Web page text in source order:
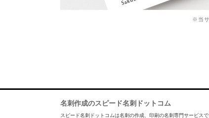
※当
名刺作成のスピード名刺ドットコム
スピード名刺ドットコムは名刺の作成、印刷の名刺専門サービスで